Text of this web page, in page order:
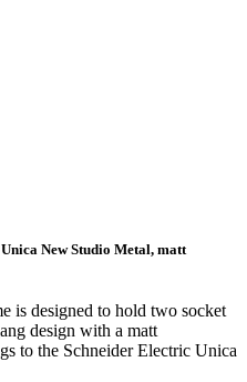
New Studio Metal, matt
is designed to hold two socket
design with a matt
to the Schneider Electric Unica